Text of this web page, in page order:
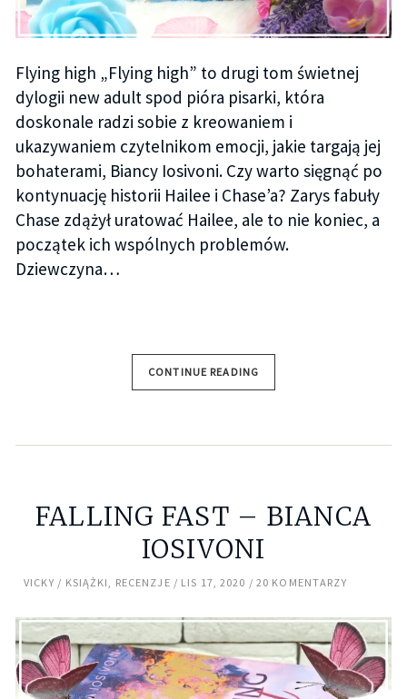
Flying high „Flying high” to drugi tom świetnej
dylogii new adult spod pióra pisarki, która
doskonale radzi sobie z kreowaniem i
ukazywaniem czytelnikom emocji, jakie targają jej
bohaterami, Biancy Iosivoni. Czy warto sięgnąć po
kontynuację historii Hailee i Chase’a? Zarys fabuły
Chase zdążył uratować Hailee, ale to nie koniec, a
początek ich wspólnych problemów.
Dziewczyna…
CONTINUE READING
FALLING FAST – BIANCA
IOSIVONI
VICKY KSIĄŻKI, RECENZJE LIS 17, 2020 20 KOMENTARZY